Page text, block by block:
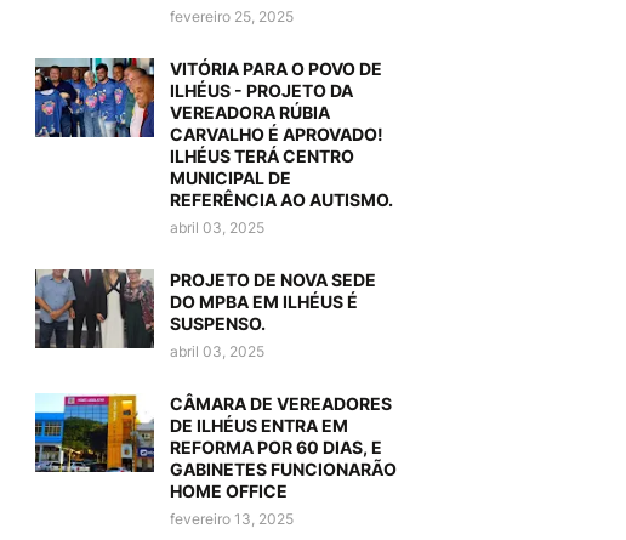
fevereiro 25, 2025
VITÓRIA PARA O POVO DE
ILHÉUS - PROJETO DA
VEREADORA RÚBIA
CARVALHO É APROVADO!
ILHÉUS TERÁ CENTRO
MUNICIPAL DE
REFERÊNCIA AO AUTISMO.
abril 03, 2025
PROJETO DE NOVA SEDE
DO MPBA EM ILHÉUS É
SUSPENSO.
abril 03, 2025
CÂMARA DE VEREADORES
DE ILHÉUS ENTRA EM
REFORMA POR 60 DIAS, E
GABINETES FUNCIONARÃO
HOME OFFICE
fevereiro 13, 2025